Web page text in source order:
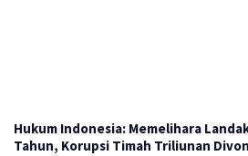
Hukum Indonesia: Memelihara
Tahun, Korupsi Timah Triliunan